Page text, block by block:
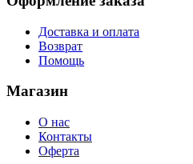
Доставка и оплата
Возврат
Помощь
Магазин
О нас
Контакты
Оферта